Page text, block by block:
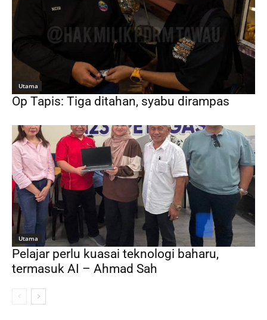
Utama
Op Tapis: Tiga ditahan, syabu dirampas
Utama
Pelajar perlu kuasai teknologi baharu,
termasuk AI – Ahmad Sah